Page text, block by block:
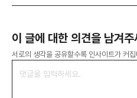
이 글에 대한 의견을 남겨주
서로의 생각을 공유할수록 인사이트가 커